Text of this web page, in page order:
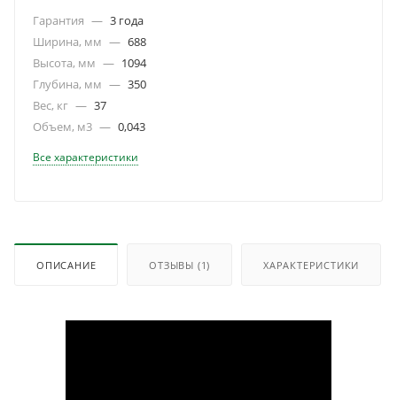
Гарантия — 3 года
Ширина, мм — 688
Высота, мм — 1094
Глубина, мм — 350
Вес, кг — 37
Объем, м3 — 0,043
Все характеристики
ОПИСАНИЕ ОТЗЫВЫ (1) ХАРАКТЕРИСТИКИ